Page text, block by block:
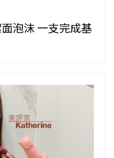
泡沫 一支完成基